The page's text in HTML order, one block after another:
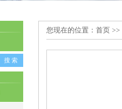
您现在的位置： 首页 >>